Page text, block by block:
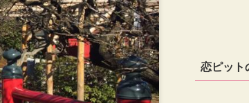
恋ピット